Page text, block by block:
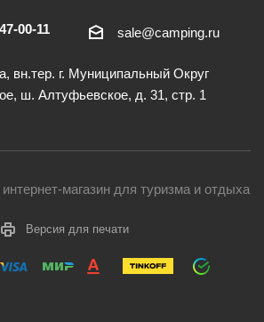
00-11 sale@camping.ru
вн.тер. г. Муниципальный Округ
ш. Алтуфьевское, д. 31, стр. 1
магазин для туризма и отдыха
Версия для печати